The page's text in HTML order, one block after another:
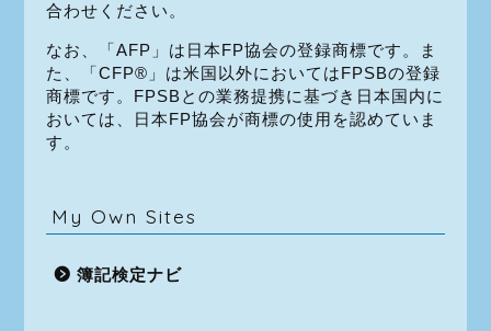
合わせください。
なお、「AFP」は日本FP協会の登録商標です。ま
た、「CFP®」は米国以外においてはFPSBの登録
商標です。FPSBとの業務提携に基づき日本国内に
おいては、日本FP協会が商標の使用を認めていま
す。
My Own Sites
簿記検定ナビ